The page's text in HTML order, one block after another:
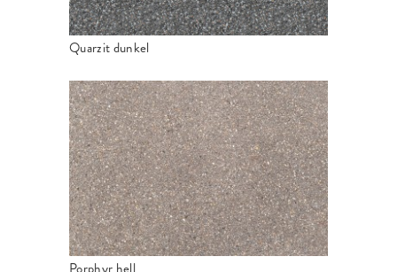
Quarzit dunkel
Porphyr hell